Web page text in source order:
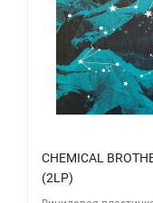
CHEMICAL
(2LP)